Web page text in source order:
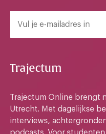
Trajectum
Trajectum Online brengt
Utrecht. Met dagelijkse
interviews,